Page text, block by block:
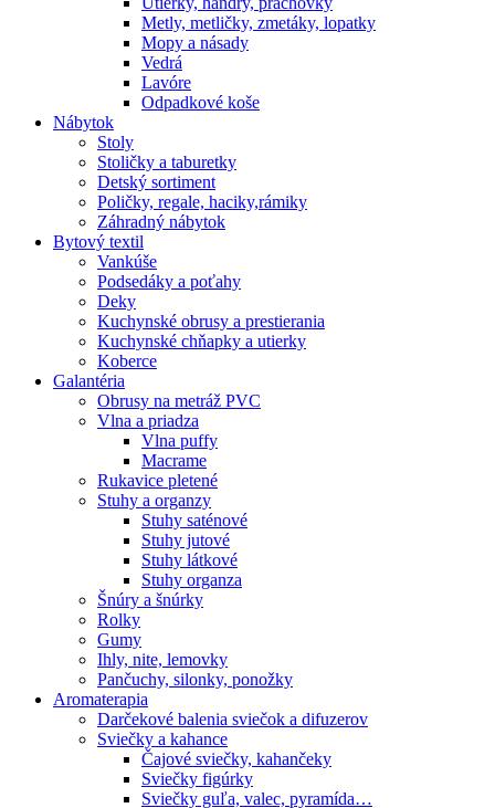
Metly, metličky, zmetáky, lopatky
Mopy a násady
Vedrá
Lavóre
Odpadkové koše
Nábytok
Stoly
Stoličky a taburetky
Detský sortiment
Poličky, regale, haciky,rámiky
Záhradný nábytok
Bytový textil
Vankúše
Podsedáky a poťahy
Deky
Kuchynské obrusy a prestierania
Kuchynské chňapky a utierky
Koberce
Galantéria
Obrusy na metráž PVC
Vlna a priadza
Vlna puffy
Macrame
Rukavice pletené
Stuhy a organzy
Stuhy saténové
Stuhy jutové
Stuhy látkové
Stuhy organza
Šnúry a šnúrky
Rolky
Gumy
Ihly, nite, lemovky
Pančuchy, silonky, ponožky
Aromaterapia
Darčekové balenia sviečok a difuzerov
Sviečky a kahance
Čajové sviečky, kahančeky
Sviečky figúrky
Sviečky guľa, valec, pyramída…